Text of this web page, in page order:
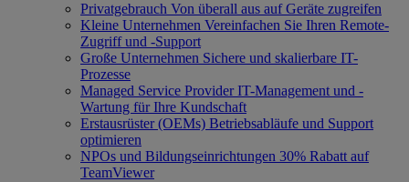
Privatgebrauch Von überall aus auf Geräte zugreifen
Kleine Unternehmen Vereinfachen Sie Ihren Remote-
Zugriff und -Support
Große Unternehmen Sichere und skalierbare IT-
Prozesse
Managed Service Provider IT-Management und -
Wartung für Ihre Kundschaft
Erstausrüster (OEMs) Betriebsabläufe und Support
optimieren
NPOs und Bildungseinrichtungen 30% Rabatt auf
TeamViewer